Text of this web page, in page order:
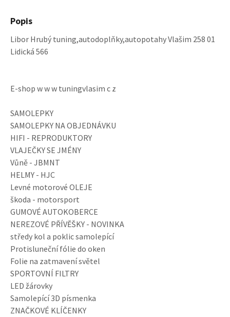
Popis
Libor Hrubý tuning,autodoplňky,autopotahy Vlašim 258 01
Lidická 566
E-shop w w w tuningvlasim c z
SAMOLEPKY
SAMOLEPKY NA OBJEDNÁVKU
HIFI - REPRODUKTORY
VLAJEČKY SE JMÉNY
Vůně - JBMNT
HELMY - HJC
Levné motorové OLEJE
škoda - motorsport
GUMOVÉ AUTOKOBERCE
NEREZOVÉ PŘÍVĚŠKY - NOVINKA
středy kol a poklic samolepící
Protisluneční fólie do oken
Folie na zatmavení světel
SPORTOVNÍ FILTRY
LED žárovky
Samolepící 3D písmenka
ZNAČKOVÉ KLÍČENKY